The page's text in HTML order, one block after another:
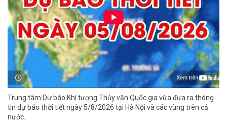
Trung tâm Dự báo Khí tượng Thủy văn Quốc gia vừa đưa ra thông
tin dự báo thời tiết ngày 5/8/2026 tại Hà Nội và các vùng trên cả
nước.